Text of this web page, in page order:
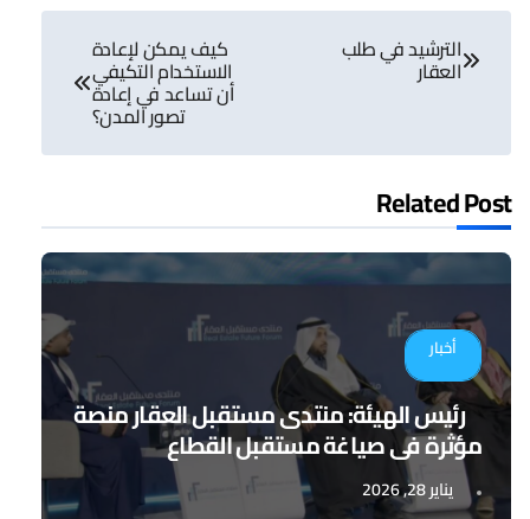
تصفّح
المقالات
الترشيد في طلب
العقار
كيف يمكن لإعادة
الاستخدام التكيفي
أن تساعد في إعادة
تصور المدن؟
Related Post
أخبار
رئيس الهيئة: منتدى مستقبل العقار منصة
مؤثرة في صياغة مستقبل القطاع
يناير 28, 2026